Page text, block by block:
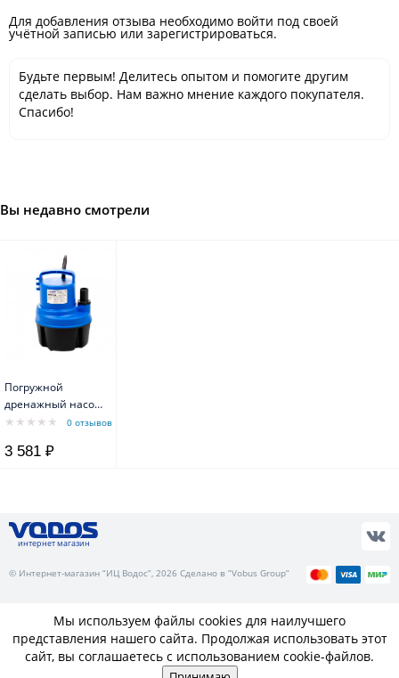
Для добавления отзыва необходимо войти под своей
учётной записью или зарегистрироваться.
Будьте первым! Делитесь опытом и помогите другим
сделать выбор. Нам важно мнение каждого покупателя.
Спасибо!
Вы недавно смотрели
Погружной
дренажный насос
Omega 40 LL0 отзывов
3 581 ₽
интернет магазин
© Интернет-магазин “ИЦ Водос”, 2026 Сделано в “Vobus Group”
Мы используем файлы cookies для наилучшего
представления нашего сайта. Продолжая использовать этот
сайт, вы соглашаетесь с использованием cookie-файлов.